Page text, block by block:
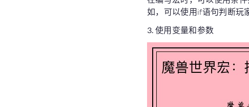
如，可以使用if语句判断玩
3. 使用变量和参数